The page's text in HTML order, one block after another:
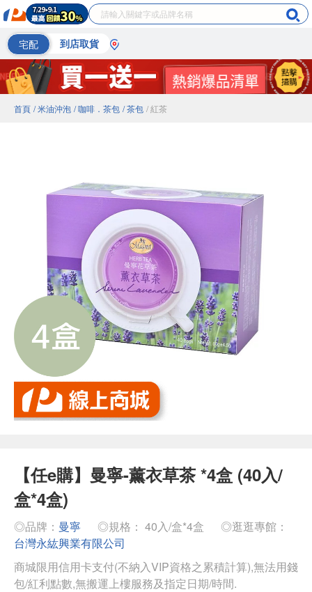
宅配 到店取貨
首頁 / 米油沖泡 / 咖啡．茶包 / 茶包 / 紅茶
【任e購】曼寧-薰衣草茶 *4盒 (40入/
盒*4盒)
◎品牌： 曼寧 ◎規格： 40入/盒*4盒
◎逛逛專館：
台灣永紘興業有限公司
商城限用信用卡支付(不納入VIP資格之累積計算),無法用錢
包/紅利點數,無搬運上樓服務及指定日期/時間.